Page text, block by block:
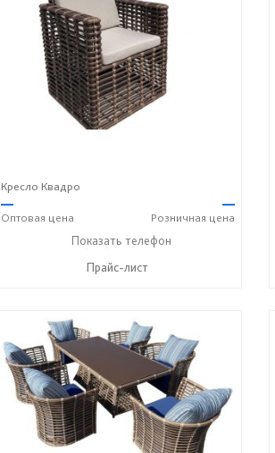
Кресло Квадро
—
Оптовая цена
—
Розничная цена
+7 (917) 600-15-16
Показать телефон
Прайс-лист